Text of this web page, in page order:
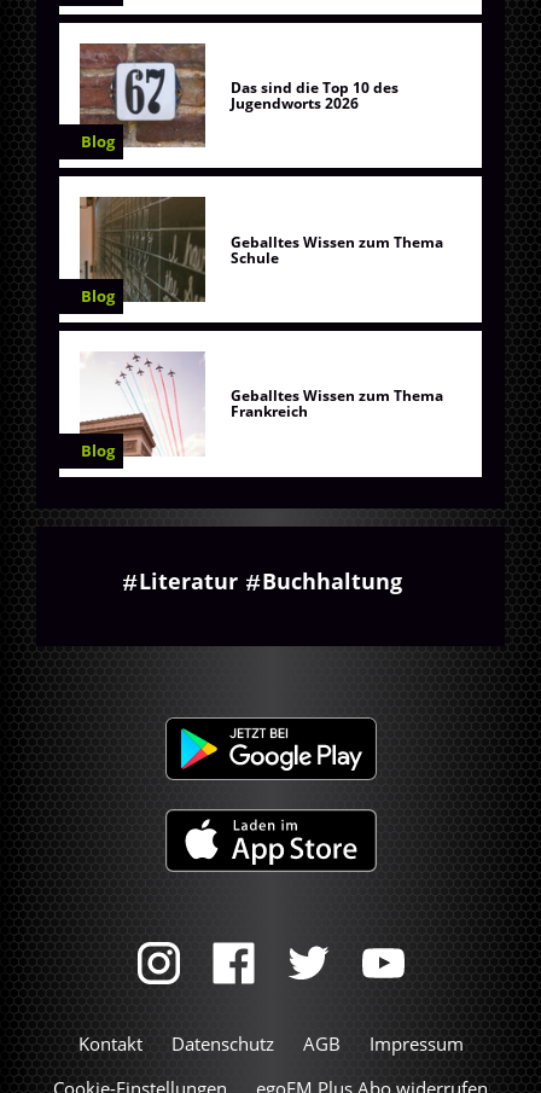
Blog
Das sind die Top 10 des
Jugendworts 2026
Blog
Geballtes Wissen zum Thema
Schule
Blog
Geballtes Wissen zum Thema
Frankreich
Literatur Buchhaltung
Kontakt Datenschutz AGB
Impressum